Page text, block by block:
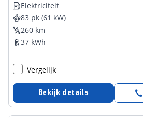
Elektriciteit
83 pk (61 kW)
260 km
37 kWh
Vergelijk
Bekijk details